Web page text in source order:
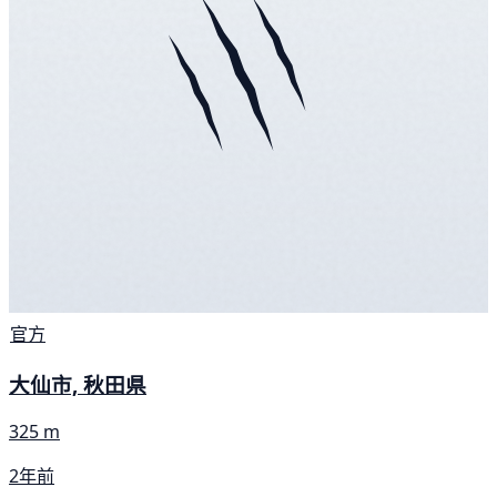
官方
大仙市, 秋田県
325 m
2年前